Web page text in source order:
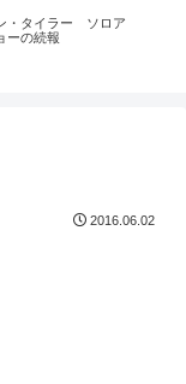
・タイラー ソロア
ーの続報
2016.06.02